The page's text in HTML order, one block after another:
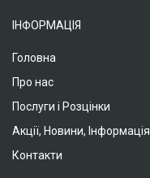
ІНФОРМАЦІЯ
Головна
Про нас
Послуги і Розцінки
Акції, Новини, Інформація
Контакти